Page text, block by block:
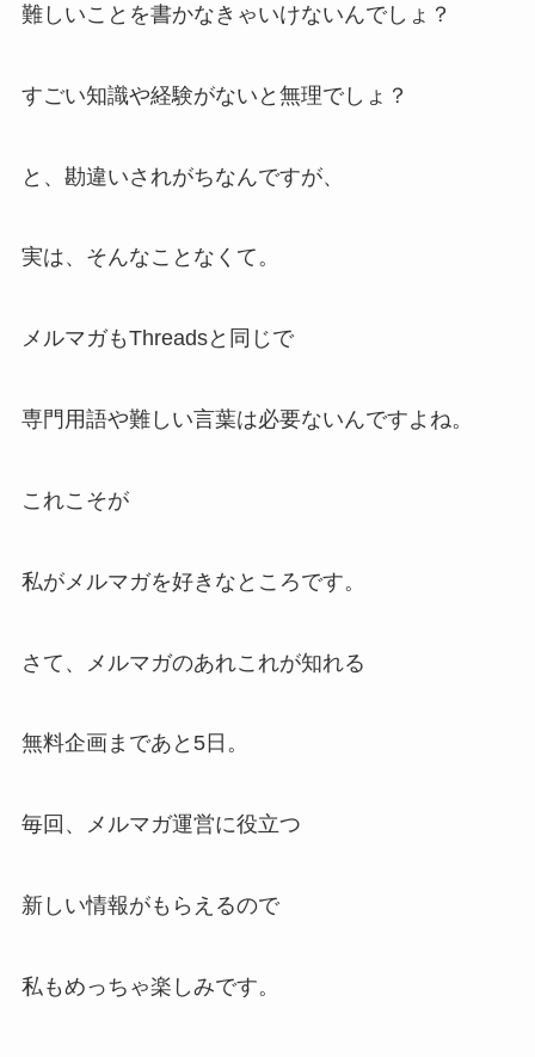
難しいことを書かなきゃいけないんでしょ？
すごい知識や経験がないと無理でしょ？
と、勘違いされがちなんですが、
実は、そんなことなくて。
メルマガもThreadsと同じで
専門用語や難しい言葉は必要ないんですよね。
これこそが
私がメルマガを好きなところです。
さて、メルマガのあれこれが知れる
無料企画まであと5日。
毎回、メルマガ運営に役立つ
新しい情報がもらえるので
私もめっちゃ楽しみです。